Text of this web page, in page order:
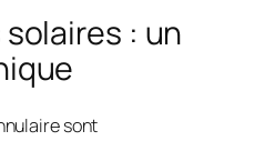
: un
sont